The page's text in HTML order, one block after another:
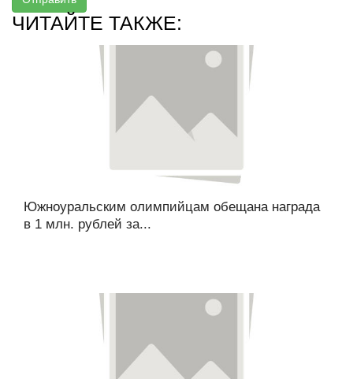
ЧИТАЙТЕ ТАКЖЕ:
Южноуральским олимпийцам обещана награда
в 1 млн. рублей за...